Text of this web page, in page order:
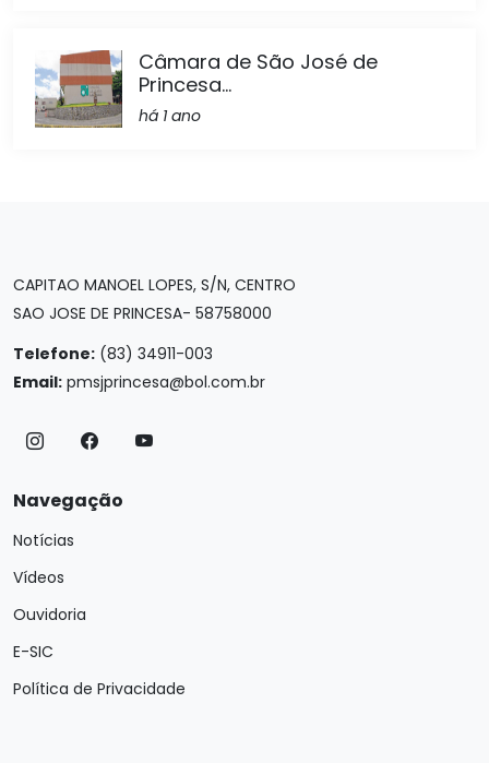
Câmara de São José de
Princesa...
há 1 ano
CAPITAO MANOEL LOPES, S/N, CENTRO
SAO JOSE DE PRINCESA- 58758000
Telefone: (83) 34911-003
Email: pmsjprincesa@bol.com.br
Navegação
Notícias
Vídeos
Ouvidoria
E-SIC
Política de Privacidade